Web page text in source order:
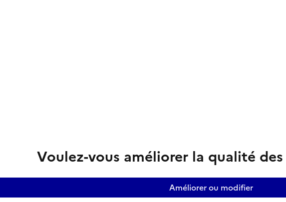
Voulez-vous améliorer la qualité
Améliorer ou modifier